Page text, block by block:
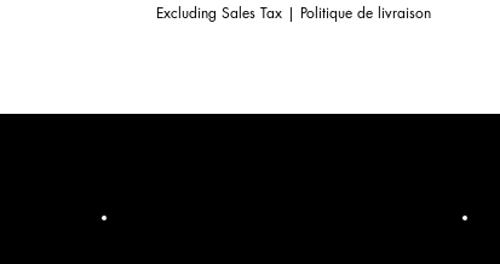
Excluding Sales Tax |Politique de livraison